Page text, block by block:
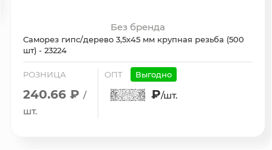
Без бренда
Саморез гипс/дерево 3,5х45 мм крупная резьба (500
шт) - 23224
РОЗНИЦА
240.66 ₽ /
шт.
ОПТ Выгодно
₽/шт.